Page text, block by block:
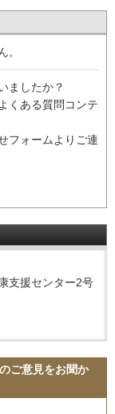
。
ましたか？
くある質問コンテ
フォームよりご連
支援センター2号
ご意見をお聞か